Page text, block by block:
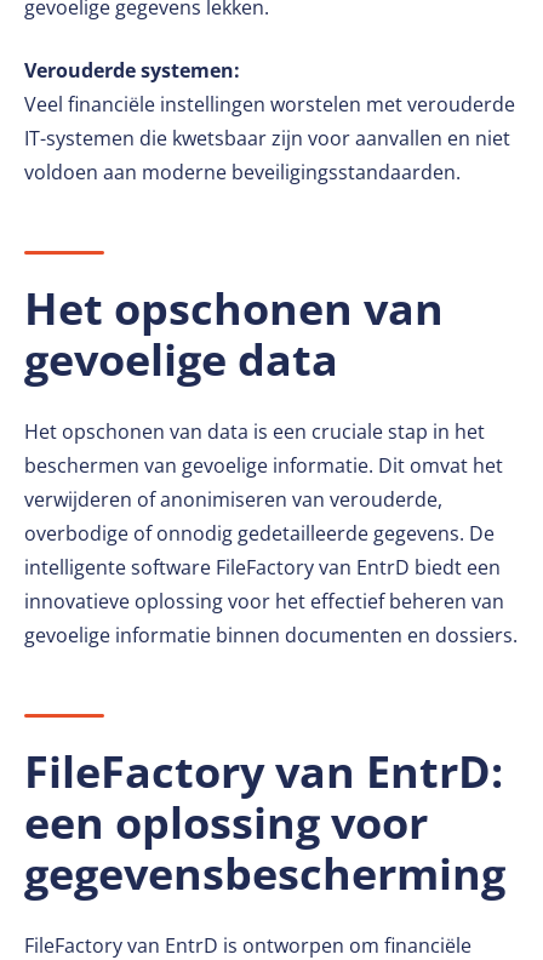
gevoelige gegevens lekken.
Verouderde systemen:
Veel financiële instellingen worstelen met verouderde
IT-systemen die kwetsbaar zijn voor aanvallen en niet
voldoen aan moderne beveiligingsstandaarden.
Het opschonen van
gevoelige data
Het opschonen van data is een cruciale stap in het
beschermen van gevoelige informatie. Dit omvat het
verwijderen of anonimiseren van verouderde,
overbodige of onnodig gedetailleerde gegevens. De
intelligente software FileFactory van EntrD biedt een
innovatieve oplossing voor het effectief beheren van
gevoelige informatie binnen documenten en dossiers.
FileFactory van EntrD:
een oplossing voor
gegevensbescherming
FileFactory van EntrD is ontworpen om financiële